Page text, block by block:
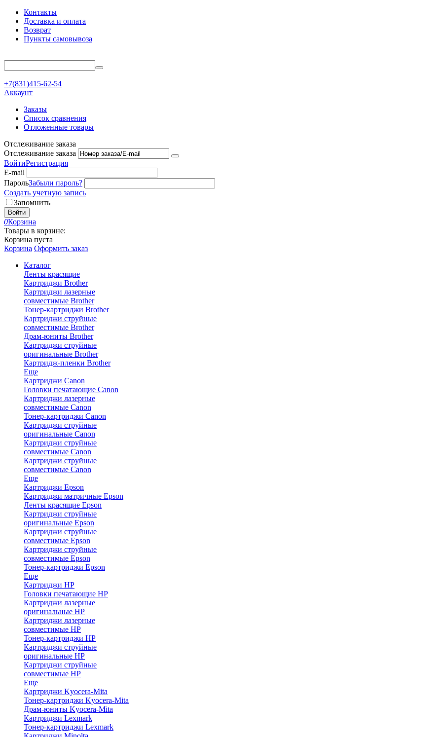
Контакты
Доставка и оплата
Возврат
Пункты самовывоза
+7(831)415-62-54
Аккаунт
Заказы
Список сравнения
Отложенные товары
Отслеживание заказа
Отслеживание заказа
ВойтиРегистрация
E-mail
ПарольЗабыли пароль?
Создать учетную запись
Запомнить
Войти
0Корзина
Товары в корзине:
Корзина пуста
Корзина Оформить заказ
Каталог
Ленты красящие
Картриджи Brother
Картриджи лазерные
совместимые Brother
Тонер-картриджи Brother
Картриджи струйные
совместимые Brother
Драм-юниты Brother
Картриджи струйные
оригинальные Brother
Картридж-пленки Brother
Еще
Картриджи Canon
Головки печатающие Canon
Картриджи лазерные
совместимые Canon
Тонер-картриджи Canon
Картриджи струйные
оригинальные Canon
Картриджи струйные
совместимые Canon
Картриджи струйные
совместимые Canon
Еще
Картриджи Epson
Картриджи матричные Epson
Ленты красящие Epson
Картриджи струйные
оригинальные Epson
Картриджи струйные
совместимые Epson
Картриджи струйные
совместимые Epson
Тонер-картриджи Epson
Еще
Картриджи HP
Головки печатающие HP
Картриджи лазерные
оригинальные HP
Картриджи лазерные
совместимые HP
Тонер-картриджи HP
Картриджи струйные
оригинальные HP
Картриджи струйные
совместимые HP
Еще
Картриджи Kyocera-Mita
Тонер-картриджи Kyocera-Mita
Драм-юниты Kyocera-Mita
Картриджи Lexmark
Тонер-картриджи Lexmark